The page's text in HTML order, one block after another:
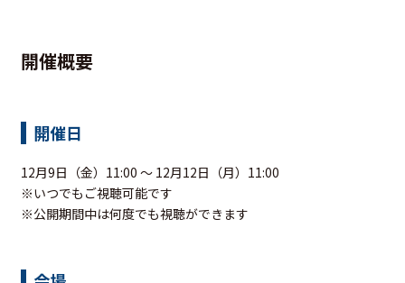
開催概要
開催日
12月9日（金）11:00 ～ 12月12日（月）11:00
※いつでもご視聴可能です
※公開期間中は何度でも視聴ができます